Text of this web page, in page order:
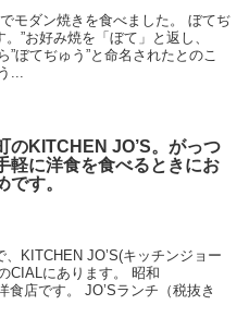
モダン焼きを食べました。 ぼてぢ
”お好み焼を「ぼて」と返し、
”ぼてぢゅう”と命名されたとのこ
...
のKITCHEN JO’S。がっつ
軽に洋食を食べるときにお
です。
KITCHEN JO’S(キッチンジョー
CIALにあります。 昭和
店です。 JO’Sランチ（税抜き